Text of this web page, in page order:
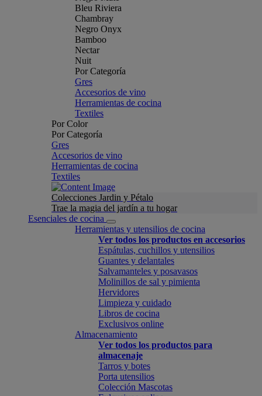
Bleu Riviera
Chambray
Negro Onyx
Bamboo
Nectar
Nuit
Por Categoría
Gres
Accesorios de vino
Herramientas de cocina
Textiles
Por Color
Por Categoría
Gres
Accesorios de vino
Herramientas de cocina
Textiles
Colecciones Jardin y Pétalo
Trae la magia del jardín a tu hogar
Esenciales de cocina
Herramientas y utensilios de cocina
Ver todos los productos en accesorios
Espátulas, cuchillos y utensilios
Guantes y delantales
Salvamanteles y posavasos
Molinillos de sal y pimienta
Hervidores
Limpieza y cuidado
Libros de cocina
Exclusivos online
Almacenamiento
Ver todos los productos para
almacenaje
Tarros y botes
Porta utensilios
Colección Mascotas